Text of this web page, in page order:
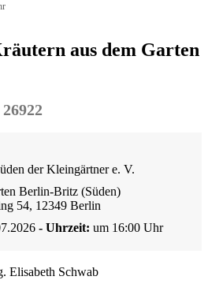
aus dem Garten
der Kleingärtner e. V.
Berlin-Britz (Süden)
54, 12349 Berlin
- Uhrzeit: um 16:00 Uhr
Elisabeth Schwab